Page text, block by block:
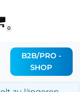
0
B2B/PRO -
SHOP